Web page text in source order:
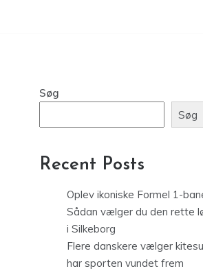
Søg
Søg
Recent Posts
Oplev ikoniske Formel 1-
Sådan vælger du den rette
i Silkeborg
Flere danskere vælger
har sporten vundet frem